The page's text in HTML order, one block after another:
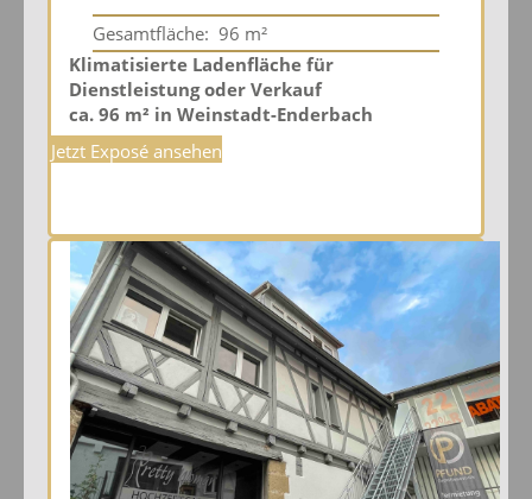
Gesamtfläche:96 m²
Klimatisierte Ladenfläche für
Dienstleistung oder Verkauf
ca. 96 m² in Weinstadt-Enderbach
Jetzt Exposé ansehen